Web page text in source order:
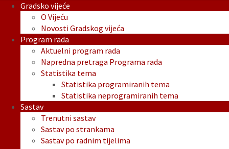
Gradsko vijeće
O Vijeću
Novosti Gradskog vijeća
Program rada
Aktuelni program rada
Napredna pretraga Programa rada
Statistika tema
Statistika programiranih tema
Statistika neprogramiranih tema
Sastav
Trenutni sastav
Sastav po strankama
Sastav po radnim tijelima